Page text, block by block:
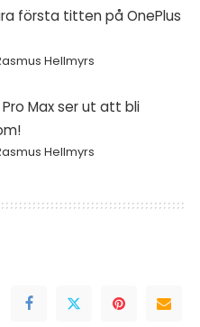
första titten på OnePlus
Hellmyrs
Pro Max ser ut att bli
Hellmyrs